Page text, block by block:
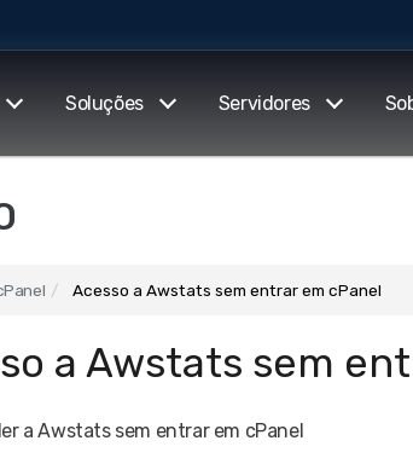
Soluções Servidores
Acesso a Awstats sem entrar em cPanel
a Awstats sem
a Awstats sem entrar em cPanel